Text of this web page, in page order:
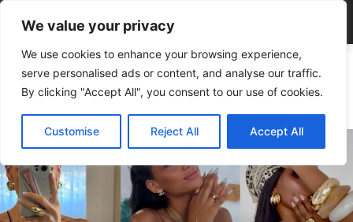
We value your privacy
We use cookies to enhance your browsing experience,
serve personalised ads or content, and analyse our traffic.
By clicking "Accept All", you consent to our use of cookies.
Customise Reject All Accept All
Home FASHION & BEAUTY Γυναίκα
ΓΥΝΑΙΚΑ